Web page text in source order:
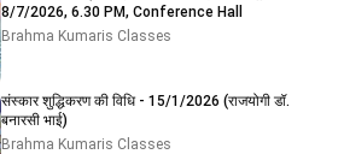
8/7/2026, 6.30 PM, Conference Hall
Brahma Kumaris Classes
संस्कार शुद्धिकरण की विधि - 15/1/2026 (राजयोगी डॉ.
बनारसी भाई)
Brahma Kumaris Classes